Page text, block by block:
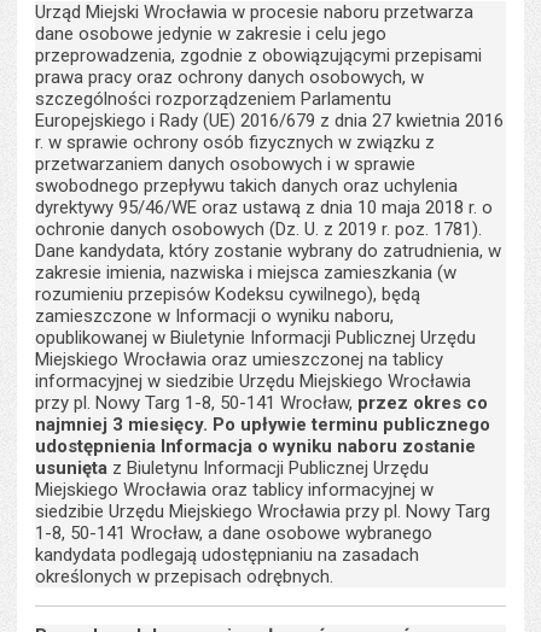
Urząd Miejski Wrocławia w procesie naboru przetwarza
dane osobowe jedynie w zakresie i celu jego
przeprowadzenia, zgodnie z obowiązującymi przepisami
prawa pracy oraz ochrony danych osobowych, w
szczególności rozporządzeniem Parlamentu
Europejskiego i Rady (UE) 2016/679 z dnia 27 kwietnia 2016
r. w sprawie ochrony osób fizycznych w związku z
przetwarzaniem danych osobowych i w sprawie
swobodnego przepływu takich danych oraz uchylenia
dyrektywy 95/46/WE oraz ustawą z dnia 10 maja 2018 r. o
ochronie danych osobowych (Dz. U. z 2019 r. poz. 1781).
Dane kandydata, który zostanie wybrany do zatrudnienia, w
zakresie imienia, nazwiska i miejsca zamieszkania (w
rozumieniu przepisów Kodeksu cywilnego), będą
zamieszczone w Informacji o wyniku naboru,
opublikowanej w Biuletynie Informacji Publicznej Urzędu
Miejskiego Wrocławia oraz umieszczonej na tablicy
informacyjnej w siedzibie Urzędu Miejskiego Wrocławia
przy pl. Nowy Targ 1-8, 50-141 Wrocław, przez okres co
najmniej 3 miesięcy. Po upływie terminu publicznego
udostępnienia Informacja o wyniku naboru zostanie
usunięta z Biuletynu Informacji Publicznej Urzędu
Miejskiego Wrocławia oraz tablicy informacyjnej w
siedzibie Urzędu Miejskiego Wrocławia przy pl. Nowy Targ
1-8, 50-141 Wrocław, a dane osobowe wybranego
kandydata podlegają udostępnianiu na zasadach
określonych w przepisach odrębnych.